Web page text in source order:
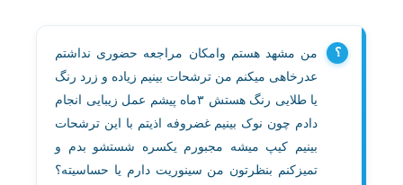
من مشهد هستم وامکان مراجعه حضوری نداشتم
عدرخاهی میکنم من ترشحات بینیم زیاده و زرد رنگ
یا طلایی رنگ هستش ۳ماه پیشم عمل زیبایی انجام
دادم چون نوک بینیم غضروفه اذیتم با این ترشحات
بینیم کیپ میشه مجبورم یکسره شستشو بدم و
تمیزکنم بنظرتون من سینوریت دارم یا حساسیته؟